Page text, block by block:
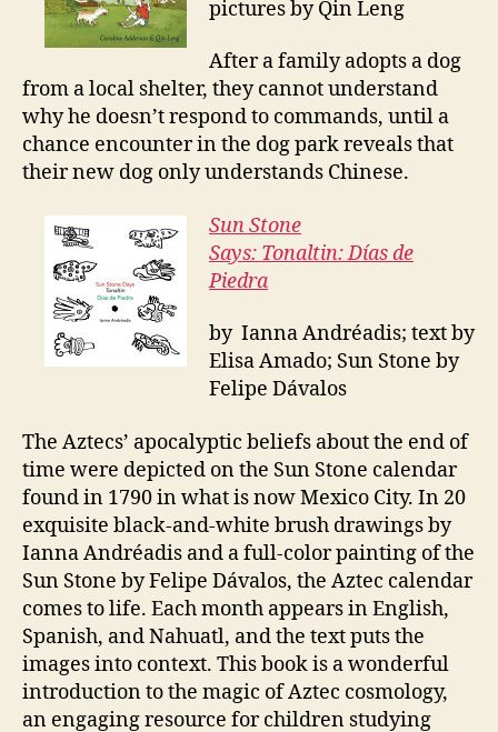
pictures by Qin Leng
After a family adopts a dog
from a local shelter, they cannot understand
why he doesn’t respond to commands, until a
chance encounter in the dog park reveals that
their new dog only understands Chinese.
SunStone
Says: Tonaltin:Díasde
Piedra
by Ianna Andréadis; text by
Elisa Amado; Sun Stone by
Felipe Dávalos
The Aztecs’ apocalyptic beliefs about the end of
time were depicted on the Sun Stone calendar
found in 1790 in what is now Mexico City. In 20
exquisite black-and-white brush drawings by
Ianna Andréadis and a full-color painting of the
Sun Stone by Felipe Dávalos, the Aztec calendar
comes to life. Each month appears in English,
Spanish, and Nahuatl, and the text puts the
images into context. This book is a wonderful
introduction to the magic of Aztec cosmology,
an engaging resource for children studying